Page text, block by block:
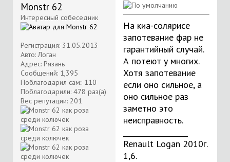
Monstr 62
Интересный собеседник
Регистрация: 31.05.2013
Авто: Логан
Адрес: Рязань
Сообщений: 1,395
Поблагодарил сам:: 110
Поблагодарили: 478 раз(а)
Вес репутации: 201
На киа-солярисе
запотевание фар не
гарантийный случай.
А потеют у многих.
Хотя запотевание
если оно сильное, а
оно сильное раз
заметно это
неисправность.
Renault Logan 2010г.
1,6.